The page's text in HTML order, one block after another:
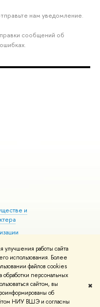
работы сайта
использования. Более
файлов cookies
обработки персональных
сайтом, вы
об
НИУ ВШЭ и согласны
✖
нам уведомление.
сообщений об
и
здоровья
Условия использования